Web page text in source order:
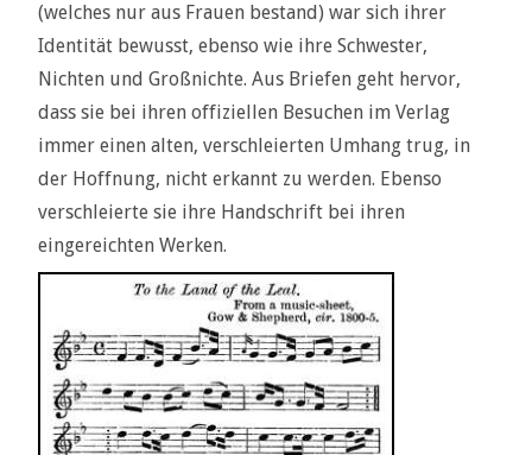
(welches nur aus Frauen bestand) war sich ihrer
Identität bewusst, ebenso wie ihre Schwester,
Nichten und Großnichte. Aus Briefen geht hervor,
dass sie bei ihren offiziellen Besuchen im Verlag
immer einen alten, verschleierten Umhang trug, in
der Hoffnung, nicht erkannt zu werden. Ebenso
verschleierte sie ihre Handschrift bei ihren
eingereichten Werken.